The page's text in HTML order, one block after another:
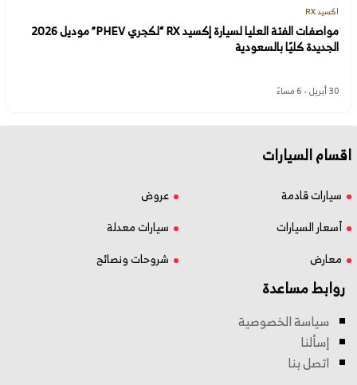
اكسيد RX
مواصفات الفئة العليا لسيارة إكسيد RX “لكجري PHEV” موديل 2026
الجديدة كليًا بالسعودية
30 أبريل - 6 مساءً
اقسام السيارات
سيارات قادمة
عروض
أسعار السيارات
سيارات معدلة
معارض
شروحات ونصائح
روابط مساعدة
سياسة الخصوصية
إسألنا
اتصل بنا